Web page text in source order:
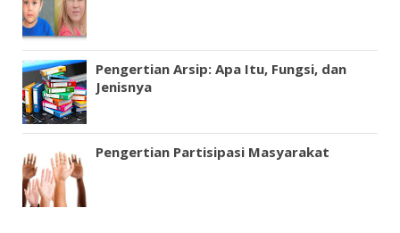
Pengertian Arsip: Apa Itu, Fungsi, dan
Jenisnya
Pengertian Partisipasi Masyarakat